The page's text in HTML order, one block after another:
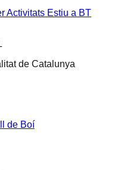
Activitats Estiu a BT
de Catalunya
de Boí